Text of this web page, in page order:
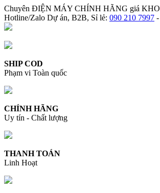
Chuyên ĐIỆN MÁY CHÍNH HÃNG giá KHO
Hotline/Zalo Dự án, B2B, Sỉ lẻ: 090 210 7997 -
SHIP COD
Phạm vi Toàn quốc
CHÍNH HÃNG
Uy tín - Chất lượng
THANH TOÁN
Linh Hoạt